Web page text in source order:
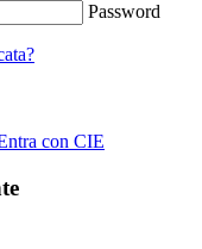
Password
con CIE